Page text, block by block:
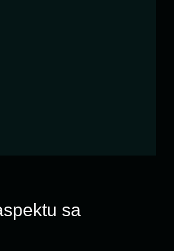
sa